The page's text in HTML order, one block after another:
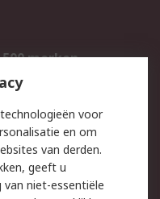
merken
voor
en om
van derden.
geeft u
niet-essentiële